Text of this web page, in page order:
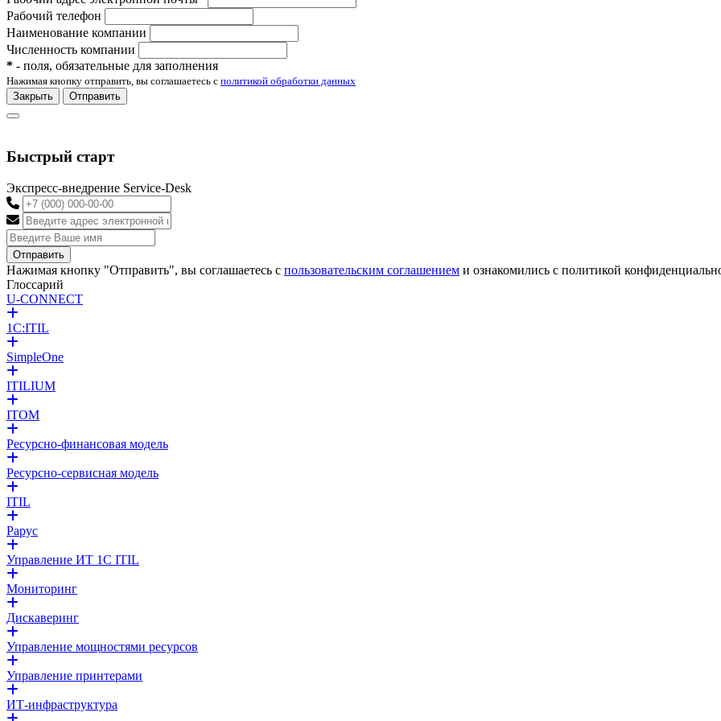
Рабочий телефон
Наименование компании
Численность компании
* - поля, обязательные для заполнения
Нажимая кнопку отправить, вы соглашаетесь с политикой обработки данных
Закрыть
Отправить
Быстрый старт
Экспресс-внедрение Service-Desk
Отправить
Нажимая кнопку "Отправить", вы соглашаетесь с пользовательским соглашением и ознакомились с политикой
Глоссарий
U-CONNECT
1C:ITIL
SimpleOne
ITILIUM
ITOM
Ресурсно-финансовая модель
Ресурсно-сервисная модель
ITIL
Рарус
Управление ИТ 1С ITIL
Мониторинг
Дискаверинг
Управление мощностями ресурсов
Управление принтерами
ИТ-инфраструктура